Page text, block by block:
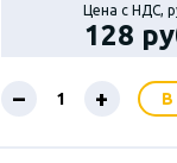
Цена с НДС,
128
– + В